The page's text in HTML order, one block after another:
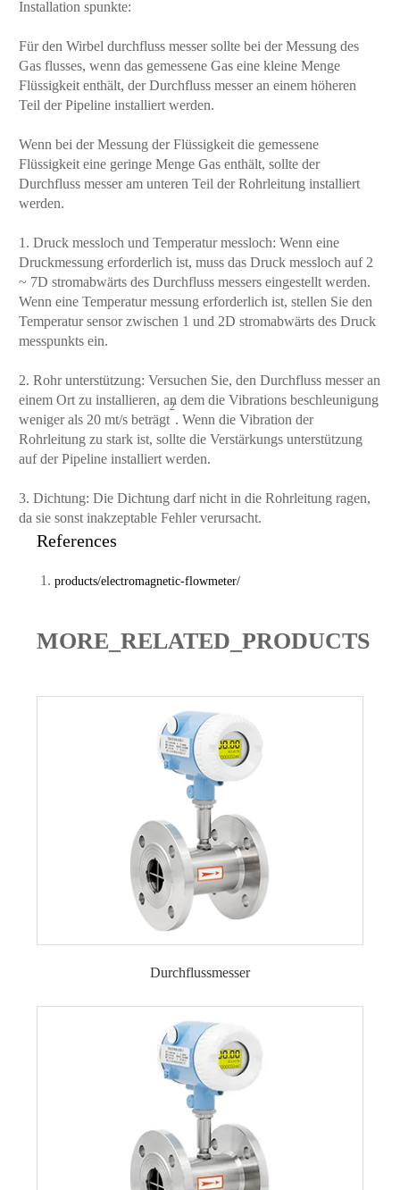
Installation spunkte:
Für den Wirbel durchfluss messer sollte bei der Messung des
Gas flusses, wenn das gemessene Gas eine kleine Menge
Flüssigkeit enthält, der Durchfluss messer an einem höheren
Teil der Pipeline installiert werden.
Wenn bei der Messung der Flüssigkeit die gemessene
Flüssigkeit eine geringe Menge Gas enthält, sollte der
Durchfluss messer am unteren Teil der Rohrleitung installiert
werden.
1. Druck messloch und Temperatur messloch: Wenn eine
Druckmessung erforderlich ist, muss das Druck messloch auf 2
~ 7D stromabwärts des Durchfluss messers eingestellt werden.
Wenn eine Temperatur messung erforderlich ist, stellen Sie den
Temperatur sensor zwischen 1 und 2D stromabwärts des Druck
messpunkts ein.
2. Rohr unterstützung: Versuchen Sie, den Durchfluss messer an
einem Ort zu installieren, an dem die Vibrations beschleunigung
weniger als 20 mt/s beträgt
2
. Wenn die Vibration der
Rohrleitung zu stark ist, sollte die Verstärkungs unterstützung
auf der Pipeline installiert werden.
3. Dichtung: Die Dichtung darf nicht in die Rohrleitung ragen,
da sie sonst inakzeptable Fehler verursacht.
References
products/electromagnetic-flowmeter/
MORE_RELATED_PRODUCTS
Magnetisch-induktiver Durchflussmesser
Wirbel-Durchfluss messer
Turbinen-Durchfluss messer
Durchflussmesser